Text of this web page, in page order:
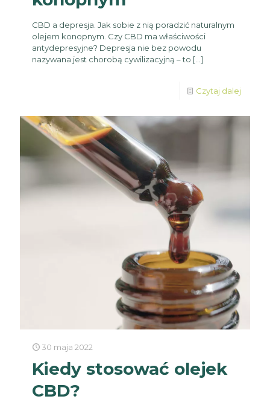
CBD a depresja. Jak sobie z nią poradzić naturalnym
olejem konopnym. Czy CBD ma właściwości
antydepresyjne? Depresja nie bez powodu
nazywana jest chorobą cywilizacyjną – to […]
Czytaj dalej
30 maja 2022
Kiedy stosować olejek
CBD?